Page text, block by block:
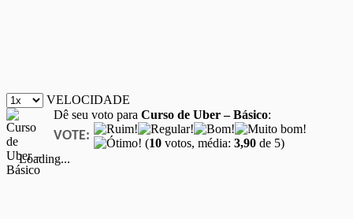
VELOCIDADE
Dê seu voto para Curso de Uber – Básico:
VOTE: (10 votos, média: 3,90 de 5)
Loading...